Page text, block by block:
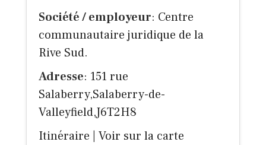
Société / employeur: Centre
communautaire juridique de la
Rive Sud.
Adresse: 151 rue
Salaberry,Salaberry-de-
Valleyfield,J6T2H8
Itinéraire
Voir sur la carte